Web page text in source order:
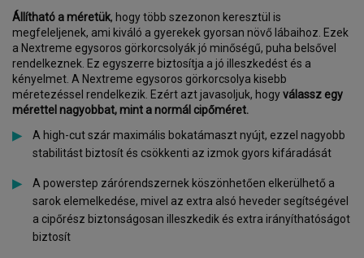
Állítható a méretük, hogy több szezonon keresztül is
megfeleljenek, ami kiváló a gyerekek gyorsan növő lábaihoz. Ezek
a Nextreme egysoros görkorcsolyák jó minőségű, puha belsővel
rendelkeznek. Ez egyszerre biztosítja a jó illeszkedést és a
kényelmet. A Nextreme egysoros görkorcsolya kisebb
méretezéssel rendelkezik. Ezért azt javasoljuk, hogyválassz egy
mérettel nagyobbat, mint a normál cipőméret.
A high-cut szár maximális bokatámaszt nyújt, ezzel nagyobb
stabilitást biztosít és csökkenti az izmok gyors kifáradását
A powerstep zárórendszernek köszönhetően elkerülhető a
sarok elemelkedése, mivel az extra alsó heveder segítségével
a cipőrész biztonságosan illeszkedik és extra irányíthatóságot
biztosít